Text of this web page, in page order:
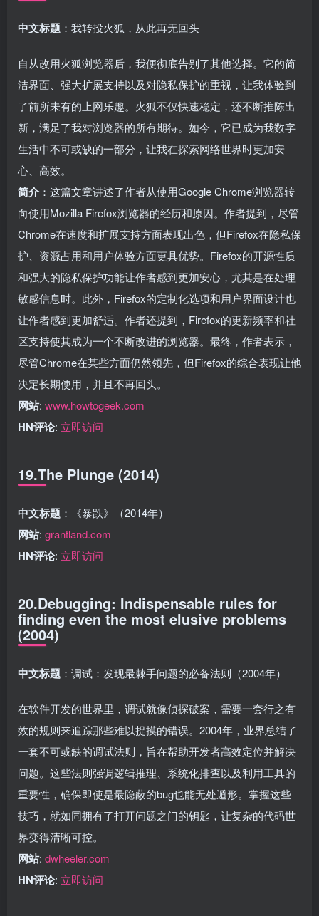
中文标题 ：我转投火狐，从此再无回头
自从改用火狐浏览器后，我便彻底告别了其他选择。它的简
洁界面、强大扩展支持以及对隐私保护的重视，让我体验到
了前所未有的上网乐趣。火狐不仅快速稳定，还不断推陈出
新，满足了我对浏览器的所有期待。如今，它已成为我数字
生活中不可或缺的一部分，让我在探索网络世界时更加安
心、高效。
简介 ：这篇文章讲述了作者从使用Google Chrome浏览器转
向使用Mozilla Firefox浏览器的经历和原因。作者提到，尽管
Chrome在速度和扩展支持方面表现出色，但Firefox在隐私保
护、资源占用和用户体验方面更具优势。Firefox的开源性质
和强大的隐私保护功能让作者感到更加安心，尤其是在处理
敏感信息时。此外，Firefox的定制化选项和用户界面设计也
让作者感到更加舒适。作者还提到，Firefox的更新频率和社
区支持使其成为一个不断改进的浏览器。最终，作者表示，
尽管Chrome在某些方面仍然领先，但Firefox的综合表现让他
决定长期使用，并且不再回头。
网站: www.howtogeek.com
HN评论: 立即访问
19.The Plunge (2014)
中文标题 ：《暴跌》（2014年）
网站: grantland.com
HN评论: 立即访问
20.Debugging: Indispensable rules for
finding even the most elusive problems
(2004)
中文标题 ：调试：发现最棘手问题的必备法则（2004年）
在软件开发的世界里，调试就像侦探破案，需要一套行之有
效的规则来追踪那些难以捉摸的错误。2004年，业界总结了
一套不可或缺的调试法则，旨在帮助开发者高效定位并解决
问题。这些法则强调逻辑推理、系统化排查以及利用工具的
重要性，确保即使是最隐蔽的bug也能无处遁形。掌握这些
技巧，就如同拥有了打开问题之门的钥匙，让复杂的代码世
界变得清晰可控。
网站: dwheeler.com
HN评论: 立即访问